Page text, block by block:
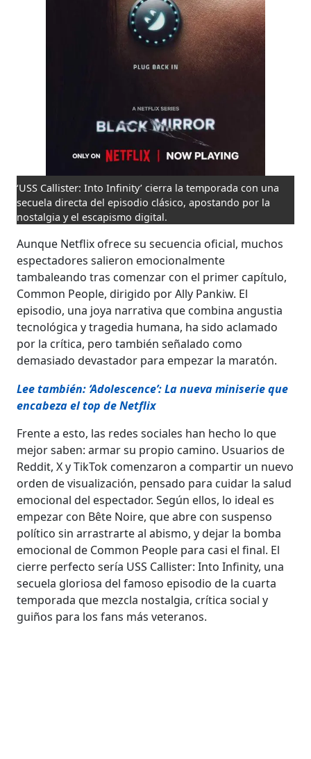
‘USS Callister: Into Infinity’ cierra la temporada con una
secuela directa del episodio clásico, apostando por la
nostalgia y el escapismo digital.
Aunque Netflix ofrece su secuencia oficial, muchos
espectadores salieron emocionalmente
tambaleando tras comenzar con el primer capítulo,
Common People, dirigido por Ally Pankiw. El
episodio, una joya narrativa que combina angustia
tecnológica y tragedia humana, ha sido aclamado
por la crítica, pero también señalado como
demasiado devastador para empezar la maratón.
Lee también: ‘Adolescence’: La nueva miniserie que
encabeza el top de Netflix
Frente a esto, las redes sociales han hecho lo que
mejor saben: armar su propio camino. Usuarios de
Reddit, X y TikTok comenzaron a compartir un nuevo
orden de visualización, pensado para cuidar la salud
emocional del espectador. Según ellos, lo ideal es
empezar con Bête Noire, que abre con suspenso
político sin arrastrarte al abismo, y dejar la bomba
emocional de Common People para casi el final. El
cierre perfecto sería USS Callister: Into Infinity, una
secuela gloriosa del famoso episodio de la cuarta
temporada que mezcla nostalgia, crítica social y
guiños para los fans más veteranos.